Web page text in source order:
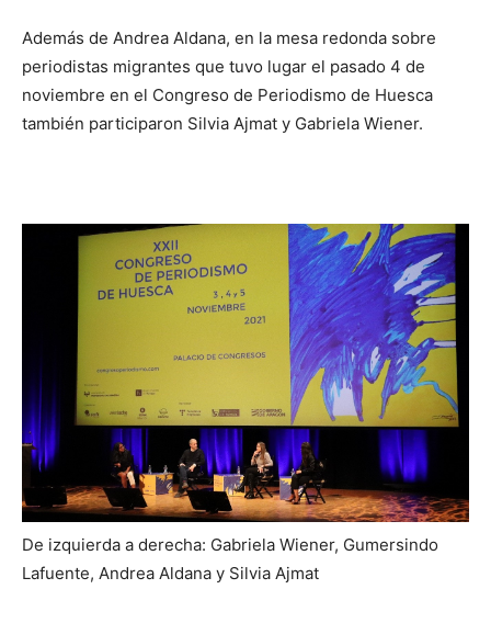
Además de Andrea Aldana, en la mesa redonda sobre
periodistas migrantes que tuvo lugar el pasado 4 de
noviembre en el Congreso de Periodismo de Huesca
también participaron Silvia Ajmat y Gabriela Wiener.
De izquierda a derecha: Gabriela Wiener, Gumersindo
Lafuente, Andrea Aldana y Silvia Ajmat